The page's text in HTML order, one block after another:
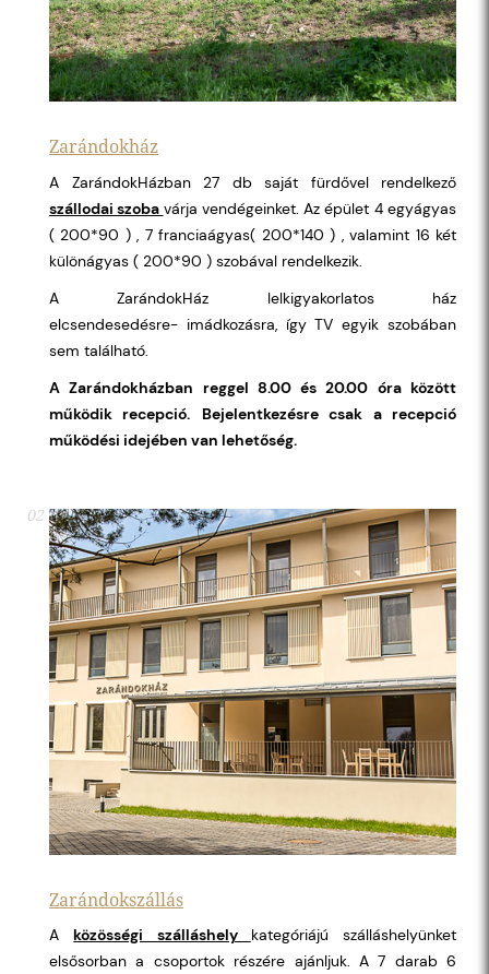
Zarándokház
A ZarándokHázban 27 db saját fürdővel rendelkező
szállodai szoba várja vendégeinket. Az épület 4 egyágyas
( 200*90 ) , 7 franciaágyas( 200*140 ) , valamint 16 két
különágyas ( 200*90 ) szobával rendelkezik.
A ZarándokHáz lelkigyakorlatos ház
elcsendesedésre- imádkozásra, így TV egyik szobában
sem található.
A Zarándokházban reggel 8.00 és 20.00 óra között
működik recepció.
Bejelentkezésre csak a recepció
működési idejében van lehetőség.
02
Zarándokszállás
Aközösségi szálláshely kategóriájú szálláshelyünket
elsősorban a csoportok részére ajánljuk. A 7 darab 6